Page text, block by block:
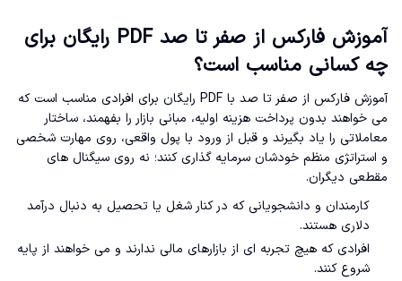
آموزش فارکس از صفر تا صد PDF رایگان برای
چه کسانی مناسب است؟
آموزش فارکس از صفر تا صد با PDF رایگان برای افرادی مناسب است که
می خواهند بدون پرداخت هزینه اولیه، مبانی بازار را بفهمند، ساختار
معاملاتی را یاد بگیرند و قبل از ورود با پول واقعی، روی مهارت شخصی
و استراتژی منظم خودشان سرمایه گذاری کنند؛ نه روی سیگنال های
مقطعی دیگران.
کارمندان و دانشجویانی که در کنار شغل یا تحصیل به دنبال درآمد
دلاری هستند.
افرادی که هیچ تجربه ای از بازارهای مالی ندارند و می خواهند از پایه
شروع کنند.